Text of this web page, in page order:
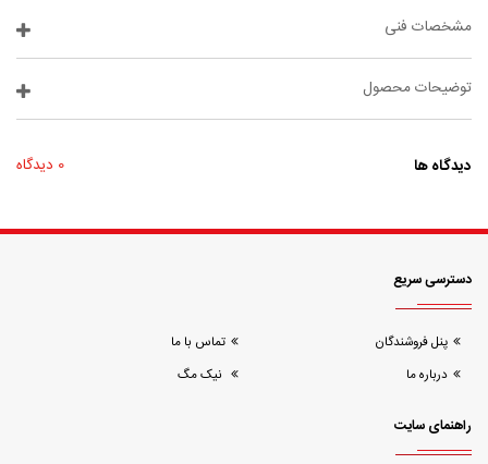
مشخصات فنی
توضیحات محصول
دیدگاه ها 0 دیدگاه
دسترسی سریع
پنل فروشندگان
تماس با ما
درباره ما
نیک مگ
راهنمای سایت